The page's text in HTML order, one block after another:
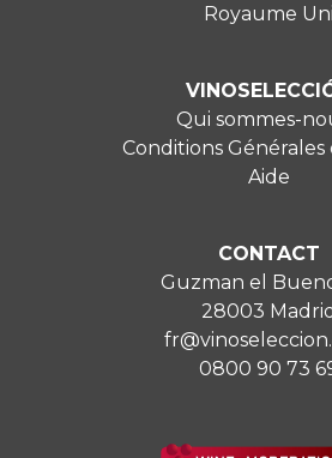
Royaume Uni
Qui sommes-
Conditions
Aide
CONTACT
Guzman el
28003 Madrid
0800 90 73